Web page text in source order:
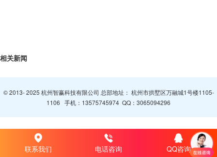
相关新闻
© 2013- 2025 杭州智赢科技有限公司 总部地址： 杭州市拱墅区万融城1号楼1105-
1106 手机： 13575745974 QQ： 3065094296
联系我们 电话咨询 QQ咨询